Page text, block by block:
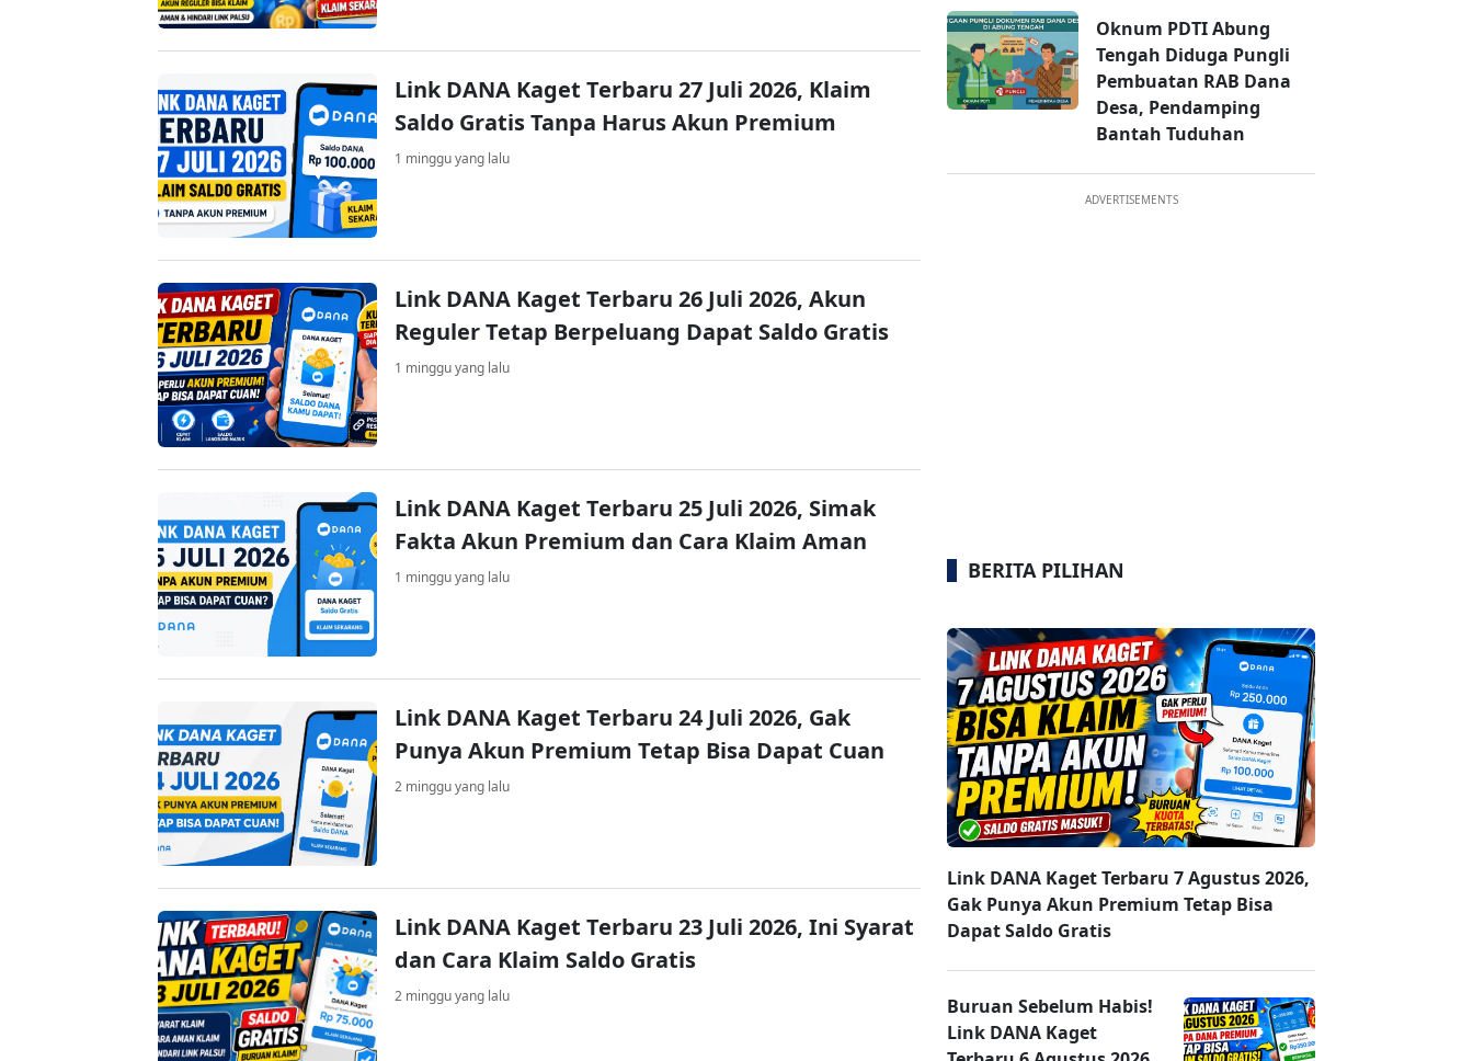
Link DANA Kaget Terbaru 27 Juli 2026, Klaim
Saldo Gratis Tanpa Harus Akun Premium
1 minggu yang lalu
Link DANA Kaget Terbaru 26 Juli 2026, Akun
Reguler Tetap Berpeluang Dapat Saldo Gratis
1 minggu yang lalu
Link DANA Kaget Terbaru 25 Juli 2026, Simak
Fakta Akun Premium dan Cara Klaim Aman
1 minggu yang lalu
Link DANA Kaget Terbaru 24 Juli 2026, Gak
Punya Akun Premium Tetap Bisa Dapat Cuan
2 minggu yang lalu
Link DANA Kaget Terbaru 23 Juli 2026, Ini Syarat
dan Cara Klaim Saldo Gratis
2 minggu yang lalu
Oknum PDTI Abung
Tengah Diduga Pungli
Pembuatan RAB Dana
Desa, Pendamping
Bantah Tuduhan
ADVERTISEMENTS
BERITA PILIHAN
Link DANA Kaget Terbaru 7 Agustus 2026,
Gak Punya Akun Premium Tetap Bisa
Dapat Saldo Gratis
Buruan Sebelum Habis!
Link DANA Kaget